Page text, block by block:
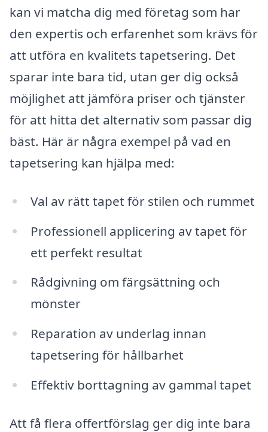
kan vi matcha dig med företag som har
den expertis och erfarenhet som krävs för
att utföra en kvalitets tapetsering. Det
sparar inte bara tid, utan ger dig också
möjlighet att jämföra priser och tjänster
för att hitta det alternativ som passar dig
bäst. Här är några exempel på vad en
tapetsering kan hjälpa med:
Val av rätt tapet för stilen och rummet
Professionell applicering av tapet för
ett perfekt resultat
Rådgivning om färgsättning och
mönster
Reparation av underlag innan
tapetsering för hållbarhet
Effektiv borttagning av gammal tapet
Att få flera offertförslag ger dig inte bara